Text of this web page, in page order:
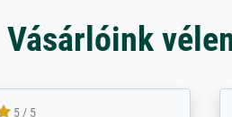
Vásárlóink
5 / 5